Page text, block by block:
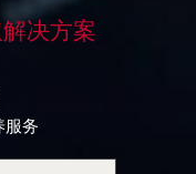
决方案
服务